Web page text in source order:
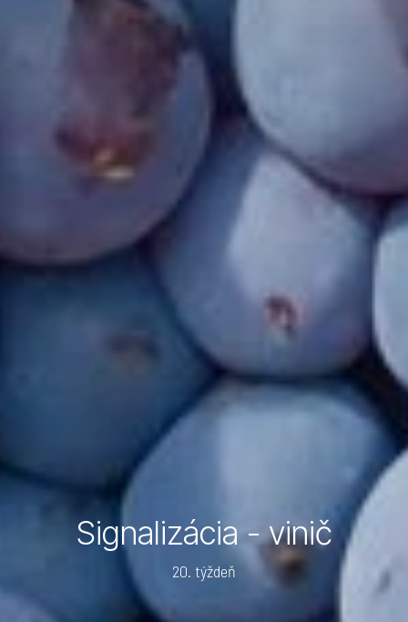
Signalizácia - vinič
20. týždeň